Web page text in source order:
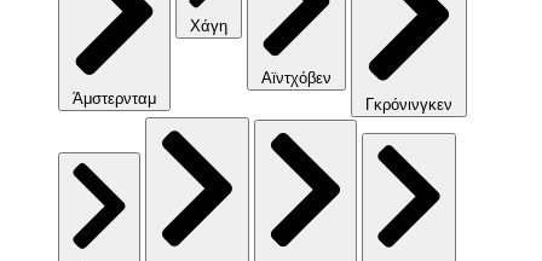
Άμστερνταμ
Χάγη
Αϊντχόβεν
Γκρόνινγκεν